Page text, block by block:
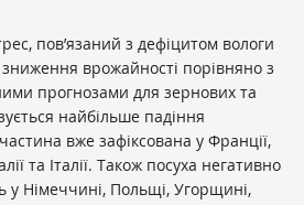
пов’язаний з дефіцитом вологи
врожайності порівняно з
прогнозами для зернових та
найбільше падіння
вже зафіксована у Франції,
та Італії. Також посуха негативно
у Німеччині, Польщі, Угорщині,